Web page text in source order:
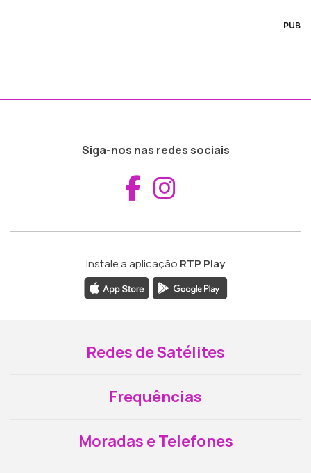
PUB
Siga-nos nas redes sociais
Aceder ao
Instale a aplicação RTP Play
Redes de Satélites
Frequências
Moradas e Telefones